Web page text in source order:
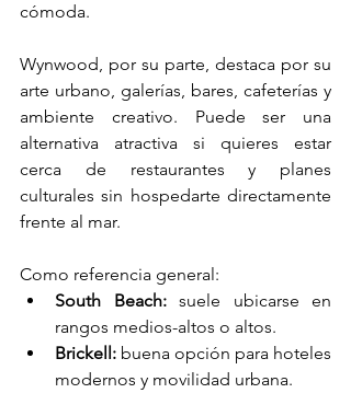
cómoda.
Wynwood, por su parte, destaca por su
arte urbano, galerías, bares, cafeterías y
ambiente creativo. Puede ser una
alternativa atractiva si quieres estar
cerca de restaurantes y planes
culturales sin hospedarte directamente
frente al mar.
Como referencia general:
South Beach: suele ubicarse en
rangos medios-altos o altos.
Brickell: buena opción para hoteles
modernos y movilidad urbana.